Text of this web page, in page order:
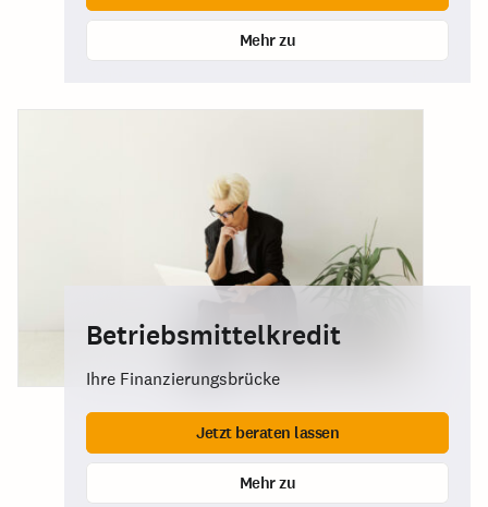
Mehr zu
Betriebsmittelkredit
Ihre Finanzierungsbrücke
Jetzt beraten lassen
Mehr zu